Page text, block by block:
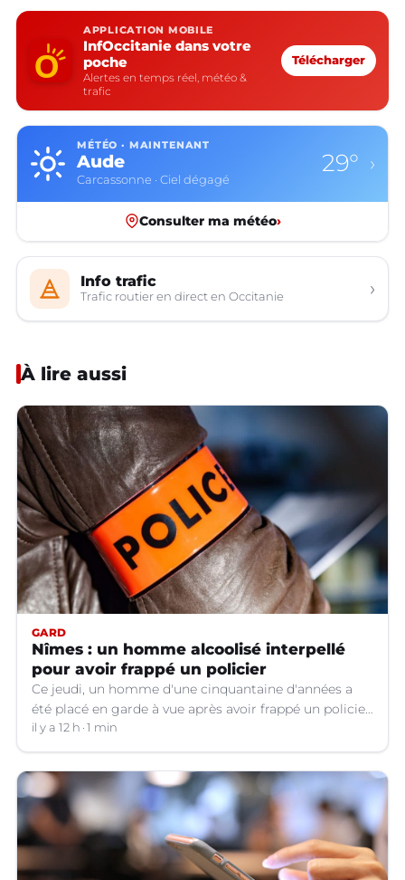
APPLICATION MOBILE
InfOccitanie dans votre
poche
Alertes en temps réel, météo &
trafic
Télécharger
MÉTÉO · MAINTENANT
Aude
Carcassonne · Ciel dégagé
29° ›
Consulter ma météo›
Info trafic
Trafic routier en direct en Occitanie ›
À lire aussi
GARD
Nîmes : un homme alcoolisé interpellé
pour avoir frappé un policier
Ce jeudi, un homme d'une cinquantaine d'années a
été placé en garde à vue après avoir frappé un policier
hors service à Nîmes (Gard).
il y a 12 h 1 min